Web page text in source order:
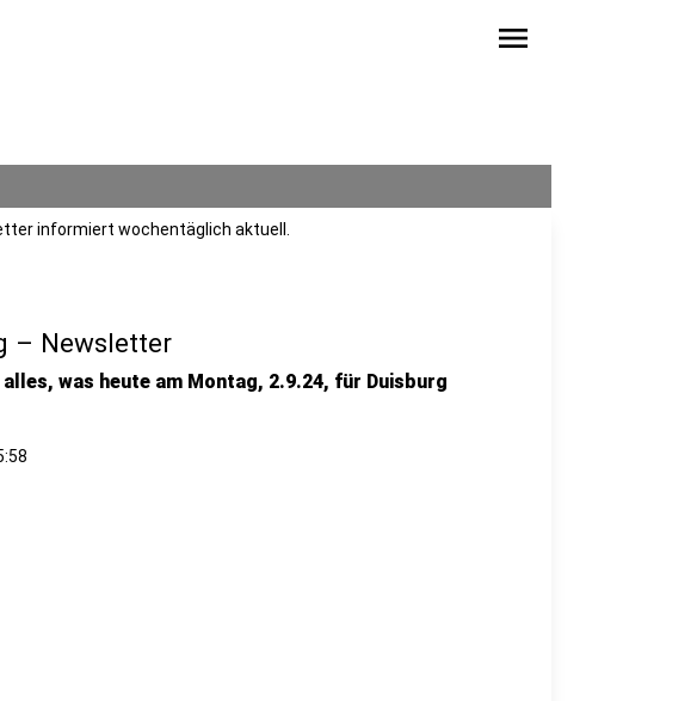
menu
informiert wochentäglich aktuell.
– Newsletter
was heute am Montag, 2.9.24, für Duisburg